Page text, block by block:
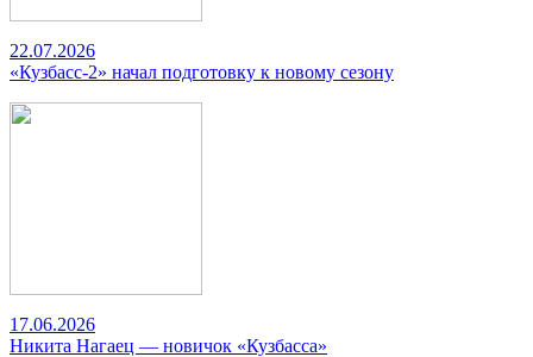
22.07.2026
«Кузбасс-2» начал подготовку к новому сезону
17.06.2026
Никита Нагаец — новичок «Кузбасса»